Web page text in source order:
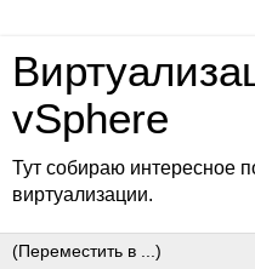
vSphere
Тут собираю интересное
виртуализации.